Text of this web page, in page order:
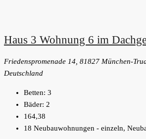
Haus 3 Wohnung 6 im
Friedenspromenade 14, 81827 München-
Deutschland
Betten: 3
Bäder: 2
164,38
18 Neubauwohnungen - einzeln,